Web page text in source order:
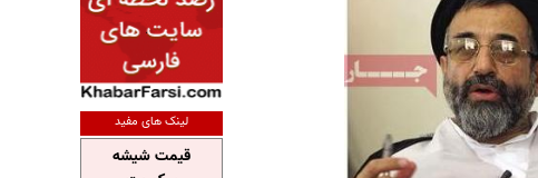
لینک های مفید
قیمت شیشه